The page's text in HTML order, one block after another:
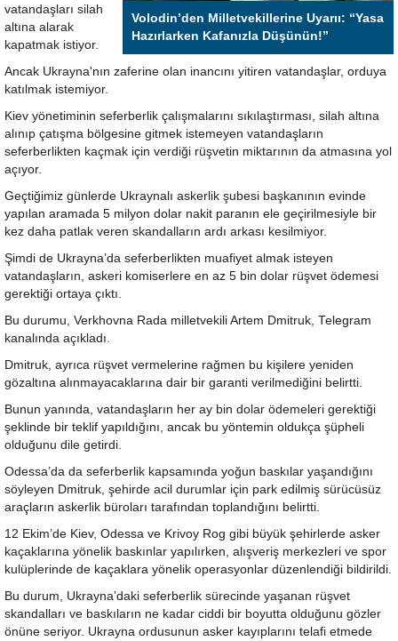
Volodin’den Milletvekillerine Uyarıı: “Yasa
Hazırlarken Kafanızla Düşünün!”
vatandaşları silah
altına alarak
kapatmak istiyor.
Ancak Ukrayna'nın zaferine olan inancını yitiren vatandaşlar, orduya
katılmak istemiyor.
Kiev yönetiminin seferberlik çalışmalarını sıkılaştırması, silah altına
alınıp çatışma bölgesine gitmek istemeyen vatandaşların
seferberlikten kaçmak için verdiği rüşvetin miktarının da atmasına yol
açıyor.
Geçtiğimiz günlerde Ukraynalı askerlik şubesi başkanının evinde
yapılan aramada 5 milyon dolar nakit paranın ele geçirilmesiyle bir
kez daha patlak veren skandalların ardı arkası kesilmiyor.
Şimdi de Ukrayna’da seferberlikten muafiyet almak isteyen
vatandaşların, askeri komiserlere en az 5 bin dolar rüşvet ödemesi
gerektiği ortaya çıktı.
Bu durumu, Verkhovna Rada milletvekili Artem Dmitruk, Telegram
kanalında açıkladı.
Dmitruk, ayrıca rüşvet vermelerine rağmen bu kişilere yeniden
gözaltına alınmayacaklarına dair bir garanti verilmediğini belirtti.
Bunun yanında, vatandaşların her ay bin dolar ödemeleri gerektiği
şeklinde bir teklif yapıldığını, ancak bu yöntemin oldukça şüpheli
olduğunu dile getirdi.
Odessa’da da seferberlik kapsamında yoğun baskılar yaşandığını
söyleyen Dmitruk, şehirde acil durumlar için park edilmiş sürücüsüz
araçların askerlik büroları tarafından toplandığını belirtti.
12 Ekim’de Kiev, Odessa ve Krivoy Rog gibi büyük şehirlerde asker
kaçaklarına yönelik baskınlar yapılırken, alışveriş merkezleri ve spor
kulüplerinde de kaçaklara yönelik operasyonlar düzenlendiği bildirildi.
Bu durum, Ukrayna’daki seferberlik sürecinde yaşanan rüşvet
skandalları ve baskıların ne kadar ciddi bir boyutta olduğunu gözler
önüne seriyor. Ukrayna ordusunun asker kayıplarını telafi etmede